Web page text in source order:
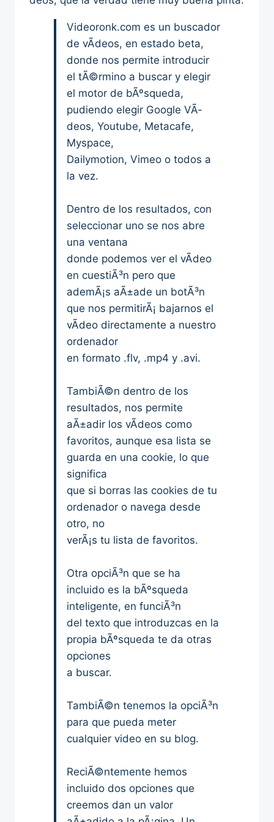
Videoronk.com es un buscador
de vÃ­deos, en estado beta,
donde nos permite introducir
el tÃ©rmino a buscar y elegir
el motor de bÃºsqueda,
pudiendo elegir Google VÃ­
deos, Youtube, Metacafe,
Myspace,
Dailymotion, Vimeo o todos a
la vez.
Dentro de los resultados, con
seleccionar uno se nos abre
una ventana
donde podemos ver el vÃ­deo
en cuestiÃ³n pero que
ademÃ¡s aÃ±ade un botÃ³n
que nos permitirÃ¡ bajarnos el
vÃ­deo directamente a nuestro
ordenador
en formato .flv, .mp4 y .avi.
TambiÃ©n dentro de los
resultados, nos permite
aÃ±adir los vÃ­deos como
favoritos, aunque esa lista se
guarda en una cookie, lo que
significa
que si borras las cookies de tu
ordenador o navega desde
otro, no
verÃ¡s tu lista de favoritos.
Otra opciÃ³n que se ha
incluido es la bÃºsqueda
inteligente, en funciÃ³n
del texto que introduzcas en la
propia bÃºsqueda te da otras
opciones
a buscar.
TambiÃ©n tenemos la opciÃ³n
para que pueda meter
cualquier video en su blog.
ReciÃ©ntemente hemos
incluido dos opciones que
creemos dan un valor